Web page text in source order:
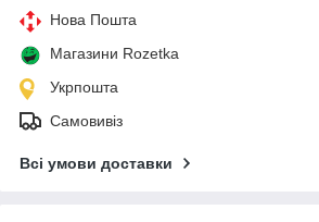
Нова Пошта
Магазини Rozetka
Укрпошта
Самовивіз
Всі умови доставки